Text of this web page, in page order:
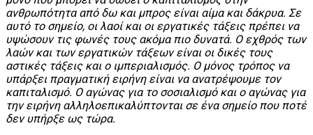
ανθρωπότητα από δω και μπρος είναι αίμα και δάκρυα. Σε
αυτό το σημείο, οι λαοί και οι εργατικές τάξεις πρέπει να
υψώσουν τις φωνές τους ακόμα πιο δυνατά. Ο εχθρός των
λαών και των εργατικών τάξεων είναι οι δικές τους
αστικές τάξεις και ο ιμπεριαλισμός. Ο μόνος τρόπος να
υπάρξει πραγματική ειρήνη είναι να ανατρέψουμε τον
καπιταλισμό. Ο αγώνας για το σοσιαλισμό και ο αγώνας για
την ειρήνη αλληλοεπικαλύπτονται σε ένα σημείο που ποτέ
δεν υπήρξε ως τώρα.